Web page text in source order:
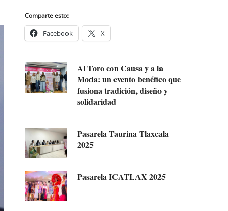
Comparte esto:
Facebook X
Al Toro con Causa y a la
Moda: un evento benéfico que
fusiona tradición, diseño y
solidaridad
Pasarela Taurina Tlaxcala
2025
Pasarela ICATLAX 2025